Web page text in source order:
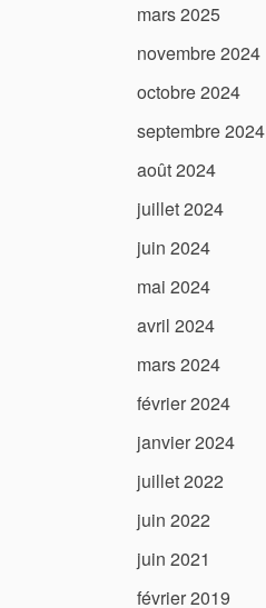
mars 2025
novembre 2024
octobre 2024
septembre 2024
août 2024
juillet 2024
juin 2024
mai 2024
avril 2024
mars 2024
février 2024
janvier 2024
juillet 2022
juin 2022
juin 2021
février 2019